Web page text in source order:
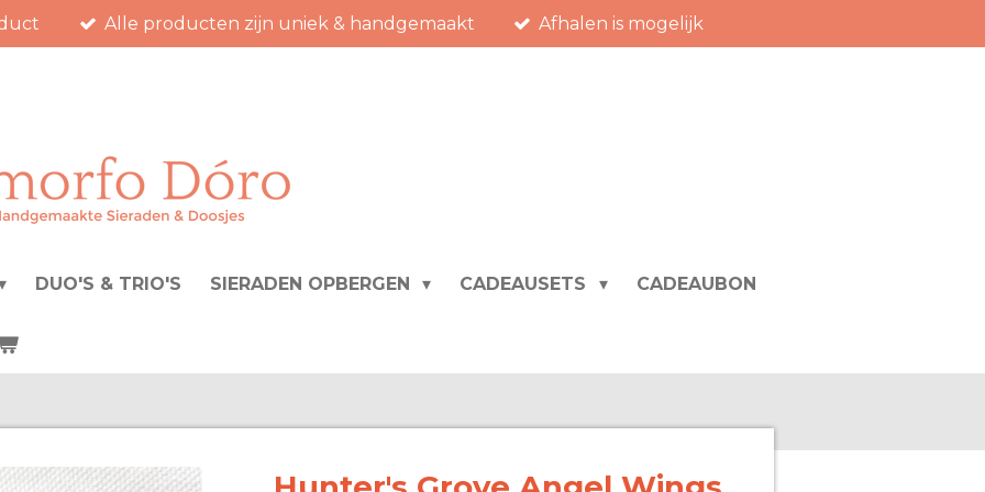
Alle producten zijn uniek & handgemaakt Afhalen is mogelijk
DUO'S & TRIO'S SIERADEN OPBERGEN CADEAUSETS CADEAUBON